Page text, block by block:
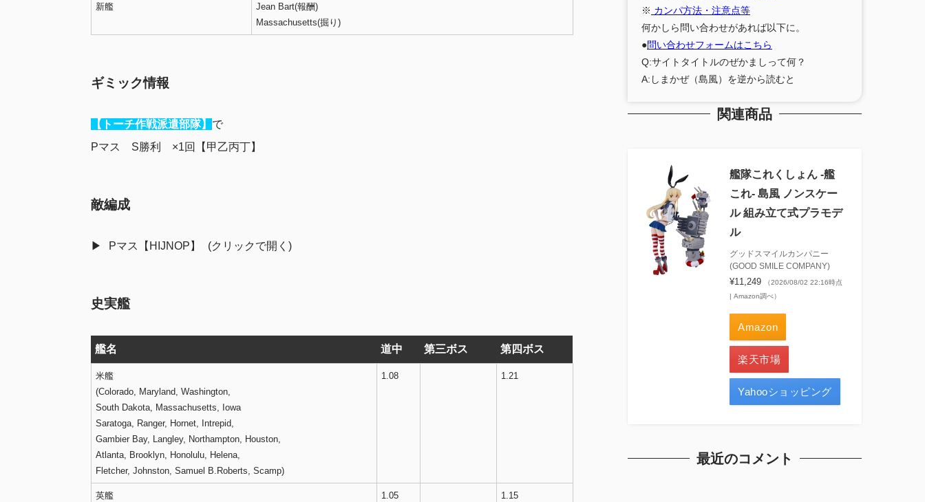
新艦
Jean Bart(報酬)
Massachusetts(掘り)
ギミック情報
【トーチ作戦派遣部隊】 で
Pマス S勝利 ×1回【甲乙丙丁】
敵編成
Pマス【HIJNOP】
史実艦
艦名 道中 第三ボス 第四ボス
米艦
(Colorado, Maryland, Washington,
South Dakota, Massachusetts, Iowa
Saratoga, Ranger, Hornet, Intrepid,
Gambier Bay, Langley, Northampton, Houston,
Atlanta, Brooklyn, Honolulu, Helena,
Fletcher, Johnston, Samuel B.Roberts, Scamp)
1.08 1.21
英艦 1.05 1.15
※ カンパ方法・注意点等
何かしら問い合わせがあれば以下に。
●問い合わせフォームはこちら
Q:サイトタイトルのぜかましって何？
A:しまかぜ（島風）を逆から読むと
関連商品
艦隊これくしょん ‐艦
これ‐ 島風 ノンスケー
ル 組み立て式プラモデ
ル
グッドスマイルカンパニー
(GOOD SMILE COMPANY)
¥11,249
（2026/08/02 22:16時点
| Amazon調べ）
Amazon
楽天市場
Yahooショッピング
最近のコメント